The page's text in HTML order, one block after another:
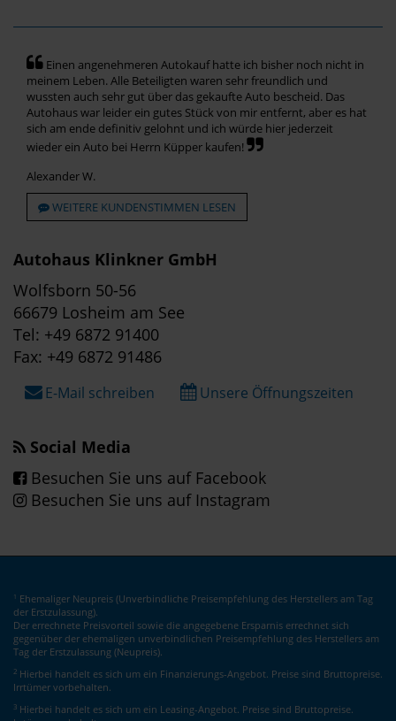
Einen angenehmeren Autokauf hatte ich bisher noch nicht in
meinem Leben. Alle Beteiligten waren sehr freundlich und
wussten auch sehr gut über das gekaufte Auto bescheid. Das
Autohaus war leider ein gutes Stück von mir entfernt, aber es hat
sich am ende definitiv gelohnt und ich würde hier jederzeit
wieder ein Auto bei Herrn Küpper kaufen!
Alexander W.
WEITERE KUNDENSTIMMEN LESEN
Autohaus Klinkner GmbH
Wolfsborn 50-56
66679 Losheim am See
Tel: +49 6872 91400
Fax: +49 6872 91486
E-Mail schreiben Unsere Öffnungszeiten
Social Media
Besuchen Sie uns auf Facebook
Besuchen Sie uns auf Instagram
1 Ehemaliger Neupreis (Unverbindliche Preisempfehlung des Herstellers am Tag
der Erstzulassung).
Der errechnete Preisvorteil sowie die angegebene Ersparnis errechnet sich
gegenüber der ehemaligen unverbindlichen Preisempfehlung des Herstellers am
Tag der Erstzulassung (Neupreis).
2 Hierbei handelt es sich um ein Finanzierungs-Angebot. Preise sind Bruttopreise.
Irrtümer vorbehalten.
3 Hierbei handelt es sich um ein Leasing-Angebot. Preise sind Bruttopreise.